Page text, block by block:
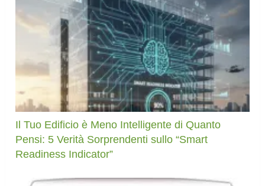
Il Tuo Edificio è Meno Intelligente di Quanto
Pensi: 5 Verità Sorprendenti sullo “Smart
Readiness Indicator”